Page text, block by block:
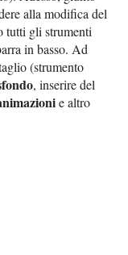
alla modifica del
tutti gli strumenti
in basso. Ad
(strumento
, inserire del
e altro